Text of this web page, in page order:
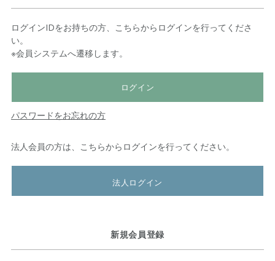
ログインIDをお持ちの方、こちらからログインを行ってくださ
い。
※会員システムへ遷移します。
ログイン
パスワードをお忘れの方
法人会員の方は、こちらからログインを行ってください。
法人ログイン
新規会員登録